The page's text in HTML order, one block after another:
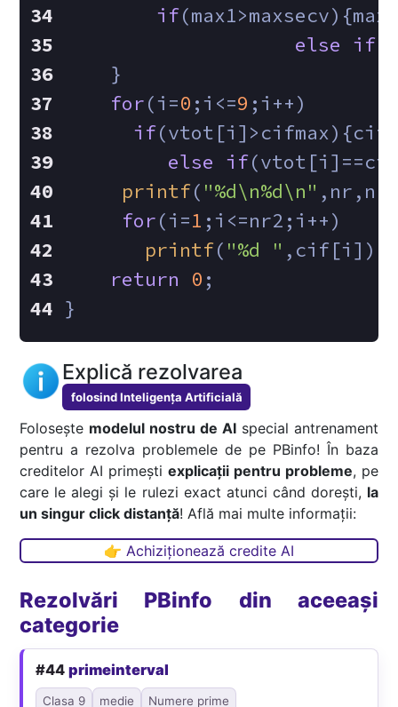
if
else if
    }
for(i=0 ;i<=9 ;i++)
if
else if
printf( "%d\n%d\n"
for(i=1 ;i<=nr2;i++)
printf( "%d " ,cif[i]);
return
0 ;
}
Explică rezolvarea
folosind Inteligența Artificială
Folosește modelul nostru de AIspecial antrenament
pentru a rezolva problemele de pe PBinfo! În baza
creditelor AI primești explicații pentru probleme, pe
care le alegi și le rulezi exact atunci când dorești, la
un singur click distanță! Află mai multe informații:
👉 Achiziționează credite AI
Rezolvări PBinfo din aceeași
categorie
#44primeinterval
Clasa 9 medie Numere prime